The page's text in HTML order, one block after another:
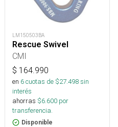
LM150503BA
Rescue Swivel
CMI
$ 164.990
en 6cuotas de $27.498sin
interés
ahorras $6.600 por
transferencia.
Disponible